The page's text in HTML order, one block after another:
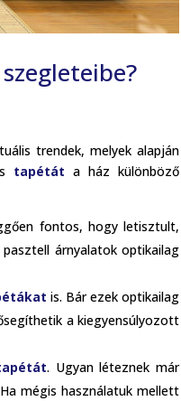
trendek, melyek alapján
tapétát a ház különböző
fontos, hogy letisztult,
árnyalatok optikailag
is. Bár ezek optikailag
a kiegyensúlyozott
. Ugyan léteznek már
mégis használatuk mellett